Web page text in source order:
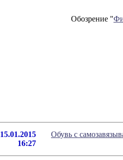
Обозрение "
15.01.2015
16:27
Обувь с